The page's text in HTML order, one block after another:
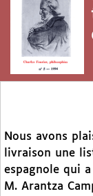
Nous avons
livraison une
espagnole qui
M. Arantza